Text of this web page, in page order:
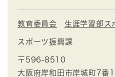
教育委員会 生涯学習部ス
スポーツ振興課
〒596-8510
大阪府岸和田市岸城町7